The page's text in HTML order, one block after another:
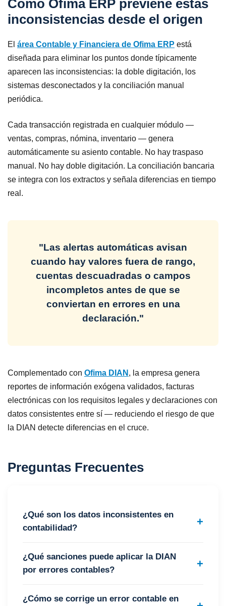
Cómo Ofima ERP previene estas
inconsistencias desde el origen
El área Contable y Financiera de Ofima ERP está
diseñada para eliminar los puntos donde típicamente
aparecen las inconsistencias: la doble digitación, los
sistemas desconectados y la conciliación manual
periódica.
Cada transacción registrada en cualquier módulo —
ventas, compras, nómina, inventario — genera
automáticamente su asiento contable. No hay traspaso
manual. No hay doble digitación. La conciliación bancaria
se integra con los extractos y señala diferencias en tiempo
real.
"Las alertas automáticas avisan
cuando hay valores fuera de rango,
cuentas descuadradas o campos
incompletos antes de que se
conviertan en errores en una
declaración."
Complementado con Ofima DIAN, la empresa genera
reportes de información exógena validados, facturas
electrónicas con los requisitos legales y declaraciones con
datos consistentes entre sí — reduciendo el riesgo de que
la DIAN detecte diferencias en el cruce.
Preguntas Frecuentes
¿Qué son los datos inconsistentes en
contabilidad?
¿Qué sanciones puede aplicar la DIAN
por errores contables?
¿Cómo se corrige un error contable en